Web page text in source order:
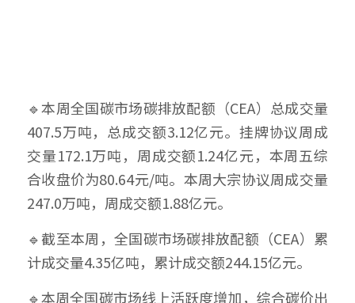
🔹本周全国碳市场碳排放配额（CEA）总成交量
407.5万吨，总成交额3.12亿元。挂牌协议周成
交量172.1万吨，周成交额1.24亿元，本周五综
合收盘价为80.64元/吨。本周大宗协议周成交量
247.0万吨，周成交额1.88亿元。
🔹截至本周，全国碳市场碳排放配额（CEA）累
计成交量4.35亿吨，累计成交额244.15亿元。
🔹本周全国碳市场线上活跃度增加，综合碳价出